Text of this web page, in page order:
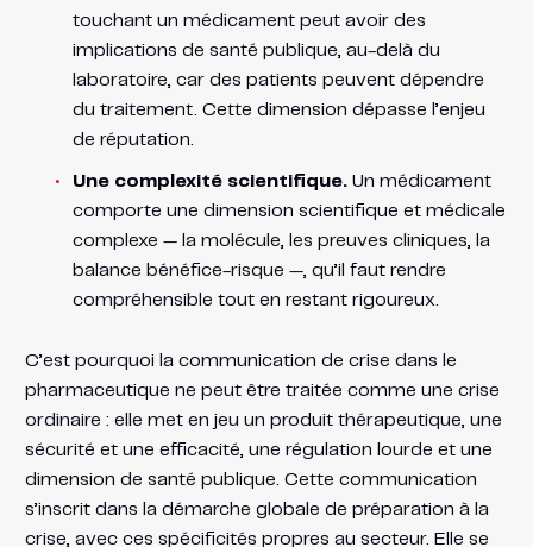
touchant un médicament peut avoir des
implications de santé publique, au-delà du
laboratoire, car des patients peuvent dépendre
du traitement. Cette dimension dépasse l’enjeu
de réputation.
Une complexité scientifique.Un médicament
comporte une dimension scientifique et médicale
complexe — la molécule, les preuves cliniques, la
balance bénéfice-risque —, qu’il faut rendre
compréhensible tout en restant rigoureux.
C’est pourquoi la communication de crise dans le
pharmaceutique ne peut être traitée comme une crise
ordinaire : elle met en jeu un produit thérapeutique, une
sécurité et une efficacité, une régulation lourde et une
dimension de santé publique. Cette communication
s’inscrit dans la démarche globale de préparation à la
crise, avec ces spécificités propres au secteur. Elle se